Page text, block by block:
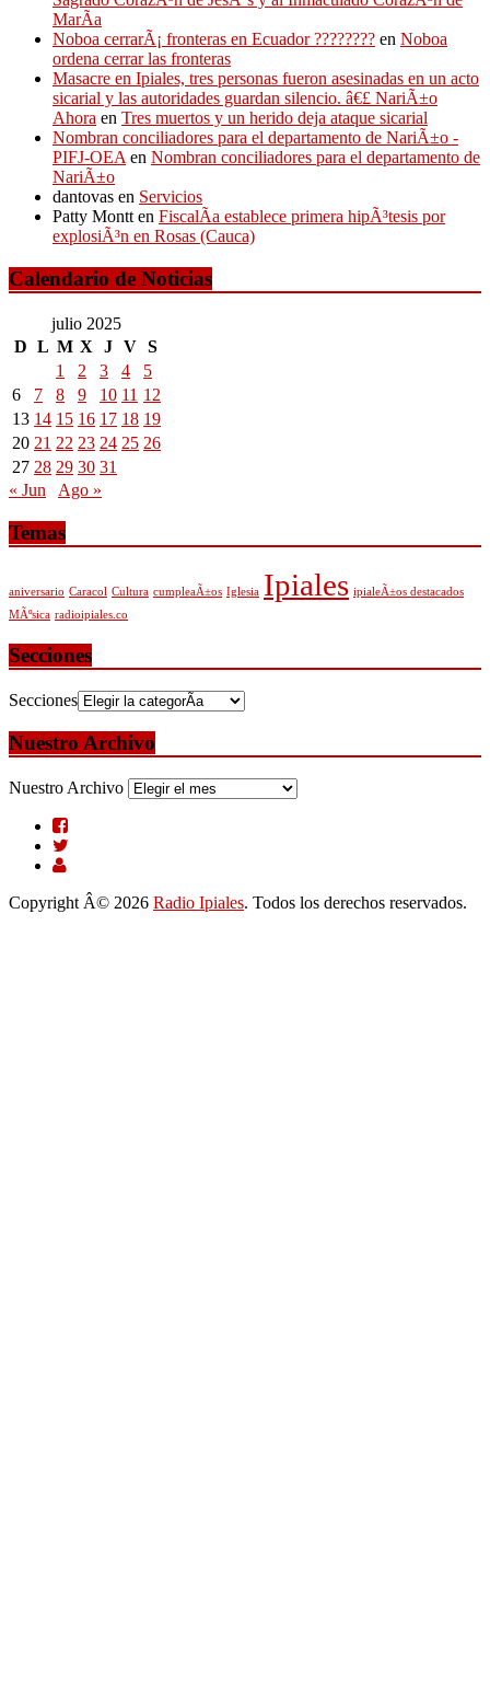
MarÃ­a
Noboa cerrarÃ¡ fronteras en Ecuador ???????? en Noboa
ordena cerrar las fronteras
Masacre en Ipiales, tres personas fueron asesinadas en un acto
sicarial y las autoridades guardan silencio. â€£ NariÃ±o
Ahora en Tres muertos y un herido deja ataque sicarial
Nombran conciliadores para el departamento de NariÃ±o -
PIFJ-OEAen Nombran conciliadores para el departamento de
NariÃ±o
dantovas en Servicios
Patty Montten FiscalÃ­a establece primera hipÃ³tesis por
explosiÃ³n en Rosas (Cauca)
Calendario de Noticias
julio 2025
D L M X J V S
1
2 3 4
5
6
7 8 9 10 11 12
13 14 15 16 17 18 19
20 21 22 23 24 25 26
27 28 29 30 31
« Jun
Ago »
Temas
aniversario Caracol Cultura cumpleaÃ±os Iglesia Ipiales ipialeÃ±os destacados
MÃºsica radioipiales.co
Secciones
Secciones
Nuestro Archivo
Nuestro Archivo
Copyright Â© 2026 Radio Ipiales. Todos los derechos reservados.